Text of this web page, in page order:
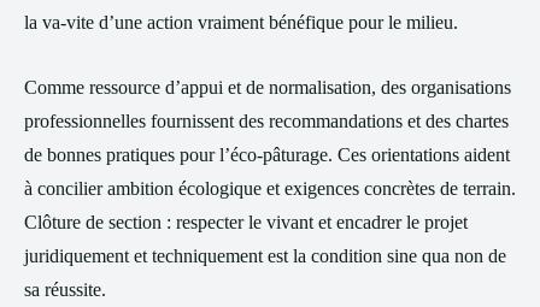
la va‑vite d’une action vraiment bénéfique pour le milieu.
Comme ressource d’appui et de normalisation, des organisations
professionnelles fournissent des recommandations et des chartes
de bonnes pratiques pour l’éco‑pâturage. Ces orientations aident
à concilier ambition écologique et exigences concrètes de terrain.
Clôture de section : respecter le vivant et encadrer le projet
juridiquement et techniquement est la condition sine qua non de
sa réussite.